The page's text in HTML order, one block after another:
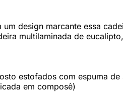
design marcante essa
multilaminada de
estofados com espuma
em composê)